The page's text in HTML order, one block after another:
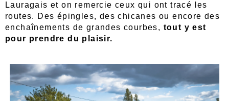
Lauragais et on remercie ceux qui ont tracé les
routes. Des épingles, des chicanes ou encore des
enchaînements de grandes courbes, tout y est
pour prendre du plaisir.